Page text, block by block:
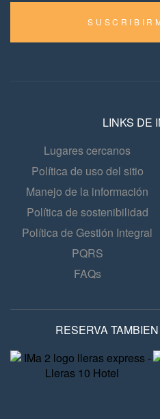
LINKS DE
Lugares cercanos
Política de uso del sitio
Manejo de la información
Política de sostenibilidad
Política de Gestión Integral
PQRS
FAQs
RESERVA